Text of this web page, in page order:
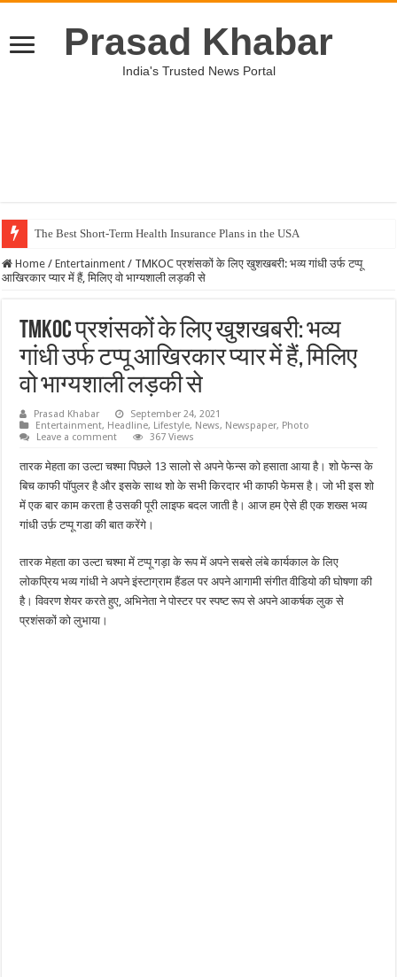
Prasad Khabar
India's Trusted News Portal
The Best Short-Term Health Insurance Plans in the USA
Home / Entertainment / TMKOC प्रशंसकों के लिए खुशखबरी: भव्य गांधी उर्फ टप्पू
आखिरकार प्यार में हैं, मिलिए वो भाग्यशाली लड़की से
TMKOC प्रशंसकों के लिए खुशखबरी: भव्य
गांधी उर्फ टप्पू आखिरकार प्यार में हैं, मिलिए
वो भाग्यशाली लड़की से
Prasad Khabar
September 24, 2021
Entertainment, Headline, Lifestyle, News, Newspaper, Photo
Leave a comment
367 Views
तारक मेहता का उल्टा चश्मा पिछले 13 सालो से अपने फेन्स को हसाता आया है। शो फेन्स के
बिच काफी पॉपुलर है और इसके साथ शो के सभी किरदार भी काफी फेमस है। जो भी इस शो
में एक बार काम करता है उसकी पूरी लाइफ बदल जाती है। आज हम ऐसे ही एक शख्स भव्य
गांधी उर्फ़ टप्पू गडा की बात करेंगे।
तारक मेहता का उल्टा चश्मा में टप्पू गड़ा के रूप में अपने सबसे लंबे कार्यकाल के लिए
लोकप्रिय भव्य गांधी ने अपने इंस्टाग्राम हैंडल पर अपने आगामी संगीत वीडियो की घोषणा की
है। विवरण शेयर करते हुए, अभिनेता ने पोस्टर पर स्पष्ट रूप से अपने आकर्षक लुक से
प्रशंसकों को लुभाया।